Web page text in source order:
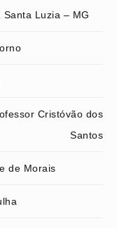
Luzia – MG
Cristóvão dos
Santos
de Morais